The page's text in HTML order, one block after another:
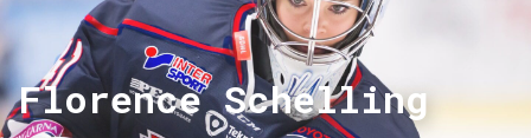
Florence Schelling